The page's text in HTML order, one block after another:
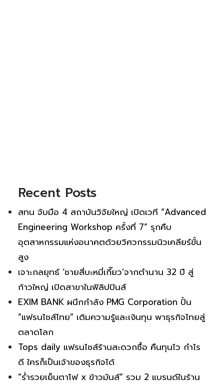
Recent Posts
สทน จับมือ 4 สถาบันวิจัยใหญ่ เปิดเวที “Advanced
Engineering Workshop ครั้งที่ 7” รุกคืบ
อุตสาหกรรมแห่งอนาคตด้วยวิศวกรรมนิวเคลียร์ขั้น
สูง
เจาะกลยุทธ์ ‘ชายสี่บะหมี่เกี๊ยว’จากตำนาน 32 ปี สู่
ก้าวใหญ่ เปิดสาขาในฟิลิปปินส์
EXIM BANK ผนึกกำลัง PMG Corporation ปั้น
“แฟรนไชส์ไทย” เติมความรู้และเงินทุน พาธุรกิจไทยสู่
ตลาดโลก
Tops daily แฟรนไชส์ร้านสะดวกซื้อ คืนทุนไว กำไร
ดี ใครก็เป็นเจ้าของธุรกิจได้
“ร่ำรวยเย็นตาโฟ x ข้าวมันส์” รวม 2 แบรนด์ในร้าน